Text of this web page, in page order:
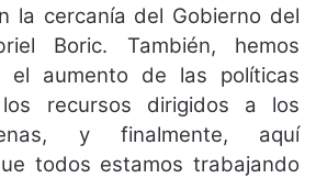
la cercanía del Gobierno del
Boric. También, hemos
el aumento de las políticas
recursos dirigidos a los
y finalmente, aquí
todos estamos trabajando